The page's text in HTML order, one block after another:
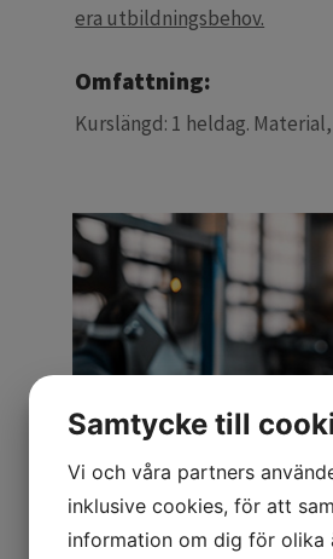
era utbildningsbehov.
Omfattning:
Kurslängd: 1 heldag.
Samtycke till
Vi och våra partners
inklusive cookies, för att
information om dig för olika